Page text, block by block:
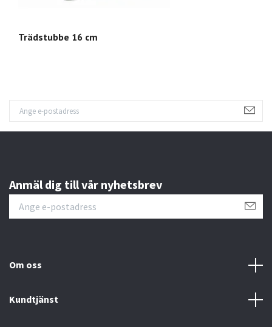
Trädstubbe 16 cm
Anmäl dig till vår nyhetsbrev
Om oss
Kundtjänst